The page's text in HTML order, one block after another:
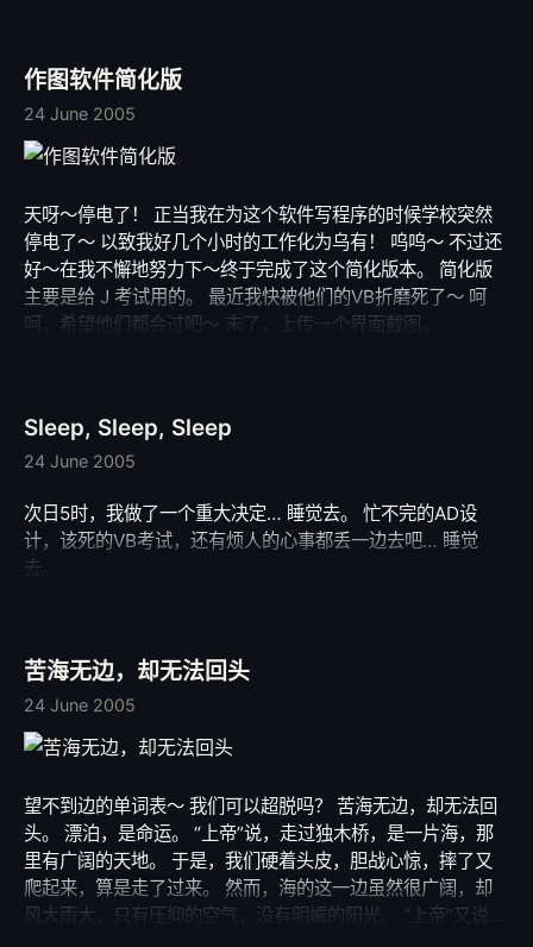
作图软件简化版
24 June 2005
天呀～停电了！ 正当我在为这个软件写程序的时候学校突然
停电了～ 以致我好几个小时的工作化为乌有！ 呜呜～ 不过还
好～在我不懈地努力下～终于完成了这个简化版本。 简化版
主要是给 J 考试用的。 最近我快被他们的VB折磨死了～ 呵
呵，希望他们都会过吧～ 末了，上传一个界面截图。
Sleep, Sleep, Sleep
24 June 2005
次日5时，我做了一个重大决定… 睡觉去。 忙不完的AD设
计，该死的VB考试，还有烦人的心事都丢一边去吧… 睡觉
去。
苦海无边，却无法回头
24 June 2005
望不到边的单词表～ 我们可以超脱吗？ 苦海无边，却无法回
头。 漂泊，是命运。 “上帝”说，走过独木桥，是一片海，那
里有广阔的天地。 于是，我们硬着头皮，胆战心惊，摔了又
爬起来，算是走了过来。 然而，海的这一边虽然很广阔，却
风大雨大，只有压抑的空气，没有明媚的阳光。 “上帝”又说，